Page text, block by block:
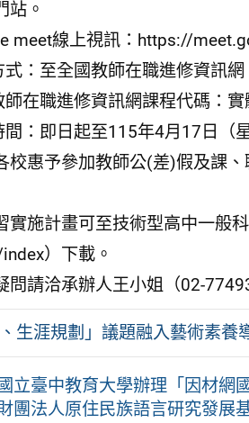
站。
meet線上視訊：https://
式：至全國教師在職進修資訊
在職進修資訊網課程代碼：
：即日起至115年4月17日（
校惠予參加教師公(差)假及課
實施計畫可至技術型高中一般
）下載。
問請洽承辦人王小姐（02-
、生涯規劃」議題融入藝術素
國立臺中教育大學辦理「因材網
團法人原住民族語言研究發展